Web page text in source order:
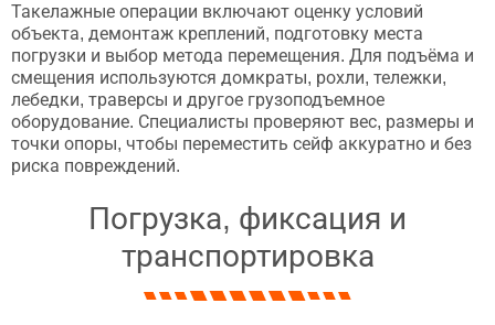
Такелажные операции включают оценку условий
объекта, демонтаж креплений, подготовку места
погрузки и выбор метода перемещения. Для подъёма и
смещения используются домкраты, рохли, тележки,
лебедки, траверсы и другое грузоподъемное
оборудование. Специалисты проверяют вес, размеры и
точки опоры, чтобы переместить сейф аккуратно и без
риска повреждений.
Погрузка, фиксация и
транспортировка